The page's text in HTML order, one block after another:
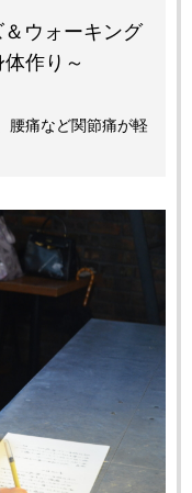
＆ウォーキング
作り～
腰痛など関節痛が軽